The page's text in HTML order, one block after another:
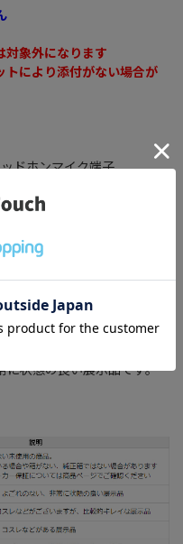
象外になります
により添付がない場合が
ドホンマイク端子
て充電したときの時間で
13.9mm(Joy-Con取り付
420g)
状態の良い展示品です。